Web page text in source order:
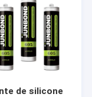
de silicone